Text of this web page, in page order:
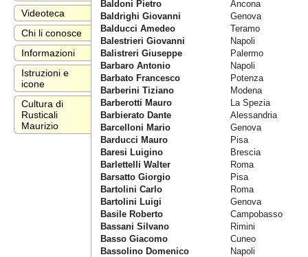
Videoteca
Chi li conosce
Informazioni
Istruzioni e
icone
Cultura di
Rusticali
Maurizio
Baldoni Pietro
Ancona
Baldrighi Giovanni
Genova
Balducci Amedeo
Teramo
Balestrieri Giovanni
Napoli
Balistreri Giuseppe
Palermo
Barbaro Antonio
Napoli
Barbato Francesco
Potenza
Barberini Tiziano
Modena
Barberotti Mauro
La Spezia
Barbierato Dante
Alessandria
Barcelloni Mario
Genova
Barducci Mauro
Pisa
Baresi Luigino
Brescia
Barlettelli Walter
Roma
Barsatto Giorgio
Pisa
Bartolini Carlo
Roma
Bartolini Luigi
Genova
Basile Roberto
Campobasso
Bassani Silvano
Rimini
Basso Giacomo
Cuneo
Bassolino Domenico
Napoli